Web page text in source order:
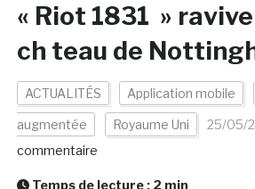
« Riot 1831 »
ch teau de
ACTUALITÉS Application mobile
augmentée Royaume Uni 25/05/
commentaire
Temps de lecture : 2 min